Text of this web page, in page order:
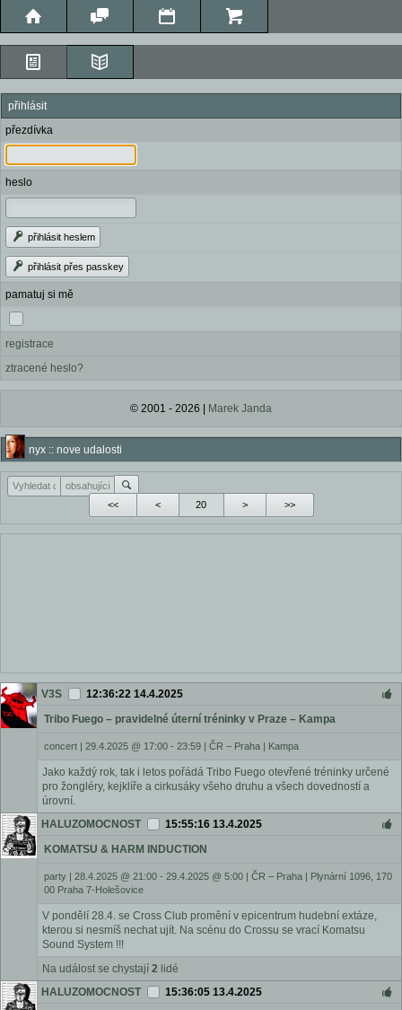
přihlásit
přezdívka
heslo
přihlásit heslem
přihlásit přes passkey
pamatuj si mě
registrace
ztracené heslo?
© 2001 - 2026 | Marek Janda
nyx :: nove udalosti
<< < > >>
V3S
12:36:22 14.4.2025
Tribo Fuego – pravidelné úterní tréninky v Praze – Kampa
concert | 29.4.2025 @ 17:00 - 23:59 | ČR – Praha | Kampa
Jako každý rok, tak i letos pořádá Tribo Fuego otevřené tréninky určené
pro žongléry, kejklíře a cirkusáky všeho druhu a všech dovedností a
úrovní.
HALUZOMOCNOST
15:55:16 13.4.2025
KOMATSU & HARM INDUCTION
party | 28.4.2025 @ 21:00 - 29.4.2025 @ 5:00 | ČR – Praha | Plynární 1096, 170
00 Praha 7-Holešovice
V pondělí 28.4. se Cross Club promění v epicentrum hudební extáze,
kterou si nesmíš nechat ujít. Na scénu do Crossu se vrací Komatsu
Sound System !!!
Na událost se chystají 2 lidé
HALUZOMOCNOST
15:36:05 13.4.2025